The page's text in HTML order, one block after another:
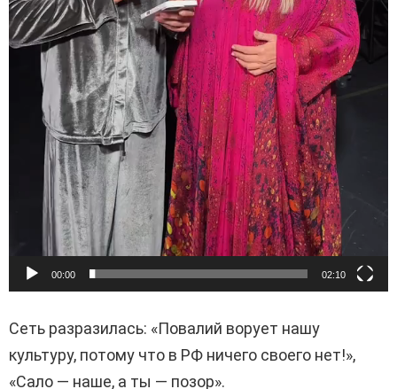
00:00 02:10
Сеть разразилась: «Повалий ворует нашу
культуру, потому что в РФ ничего своего нет!»,
«Сало — наше, а ты — позор».